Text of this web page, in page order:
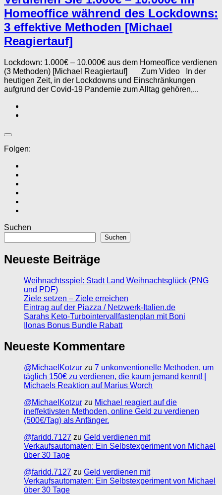
Homeoffice während des Lockdowns:
3 effektive Methoden [Michael
Reagiertauf]
Lockdown: 1.000€ – 10.000€ aus dem Homeoffice verdienen
(3 Methoden) [Michael Reagiertauf] Zum Video In der
heutigen Zeit, in der Lockdowns und Einschränkungen
aufgrund der Covid-19 Pandemie zum Alltag gehören,...
Folgen:
Suchen
Suchen
Neueste Beiträge
Weihnachtsspiel: Stadt Land Weihnachtsglück (PNG
und PDF)
Ziele setzen – Ziele erreichen
Eintrag auf der Piazza / Netzwerk-Italien.de
Sarahs Keto-Turbointervallfastenplan mit Boni
Ilonas Bonus Bundle Rabatt
Neueste Kommentare
@MichaelKotzur zu 7 unkonventionelle Methoden, um
täglich 150€ zu verdienen, die kaum jemand kennt! |
Michaels Reaktion auf Marius Worch
@MichaelKotzur zu Michael reagiert auf die
ineffektivsten Methoden, online Geld zu verdienen
(500€/Tag) als Anfänger.
@faridd.7127 zu Geld verdienen mit
Verkaufsautomaten: Ein Selbstexperiment von Michael
über 30 Tage
@faridd.7127 zu Geld verdienen mit
Verkaufsautomaten: Ein Selbstexperiment von Michael
über 30 Tage